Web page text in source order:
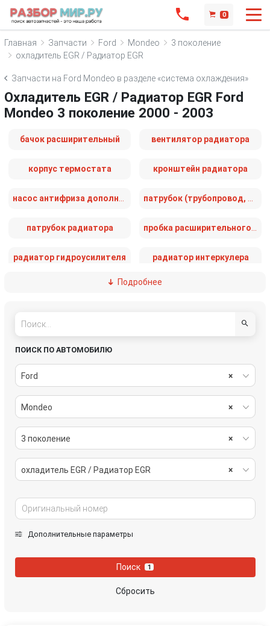
0
Главная Запчасти Ford Mondeo
3 поколение
охладитель EGR / Радиатор EGR
Запчасти на Ford Mondeo в разделе «система охлаждения»
Охладитель EGR / Радиатор EGR Ford
Mondeo 3 поколение 2000 - 2003
бачок расширительный вентилятор радиатора
корпус термостата кронштейн радиатора
патрубок радиатора
радиатор гидроусилителя радиатор интеркулера
радиатор охлаждения Подробнее
ПОИСК ПО АВТОМОБИЛЮ
×
Ford
×
Mondeo
×
3 поколение
×
охладитель EGR / Радиатор EGR
Дополнительные параметры
Поиск 1
Сбросить